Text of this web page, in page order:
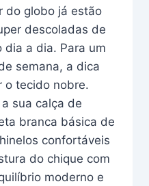
do globo já estão
descoladas de
dia a dia. Para um
semana, a dica
o tecido nobre.
sua calça de
branca básica de
confortáveis
do chique com
moderno e